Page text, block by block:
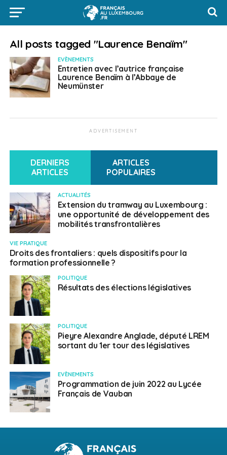
All posts tagged "Laurence Benaïm"
EVÈNEMENTS
Entretien avec l’autrice française
Laurence Benaïm à l’Abbaye de
Neumünster
ADVERTISEMENT
DERNIERS
ARTICLES
ARTICLES
POPULAIRES
ACTUALITÉS
Extension du tramway au Luxembourg :
une opportunité de développement des
mobilités transfrontalières
VIE PRATIQUE
Droits des frontaliers : quels dispositifs pour la
formation professionnelle ?
POLITIQUE
Résultats des élections législatives
POLITIQUE
Pieyre Alexandre Anglade, député LREM
sortant du 1er tour des législatives
EVÈNEMENTS
Programmation de juin 2022 au Lycée
Français de Vauban